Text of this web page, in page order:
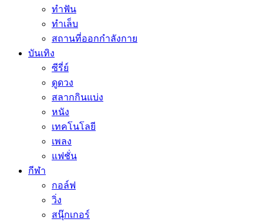
ทำฟัน
ทำเล็บ
สถานที่ออกกำลังกาย
บันเทิง
ซีรี่ย์
ดูดวง
สลากกินแบ่ง
หนัง
เทคโนโลยี
เพลง
แฟชั่น
กีฬา
กอล์ฟ
วิ่ง
สนุ๊กเกอร์